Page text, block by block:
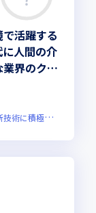
で活躍する
人間の介
界のクリ
技術に積極的